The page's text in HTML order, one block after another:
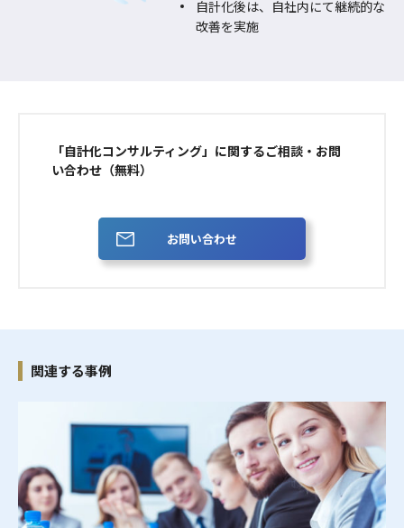
自計化後は、自社内にて継続的な
改善を実施
「自計化コンサルティング」に関するご相談・お問
い合わせ（無料）
お問い合わせ
関連する事例